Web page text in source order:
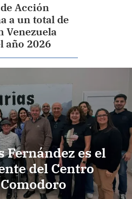
Acción
a un total de
Venezuela
año 2026
Fernández es el
del Centro